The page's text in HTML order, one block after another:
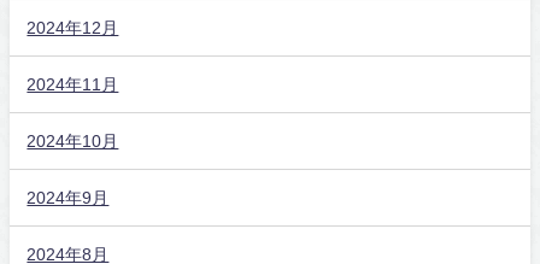
2024年12月
2024年11月
2024年10月
2024年9月
2024年8月